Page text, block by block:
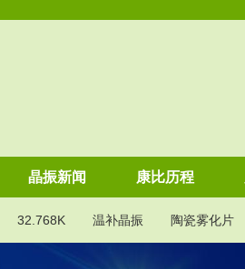
晶振新闻 康比历程
32.768K 温补晶振 陶瓷雾化片